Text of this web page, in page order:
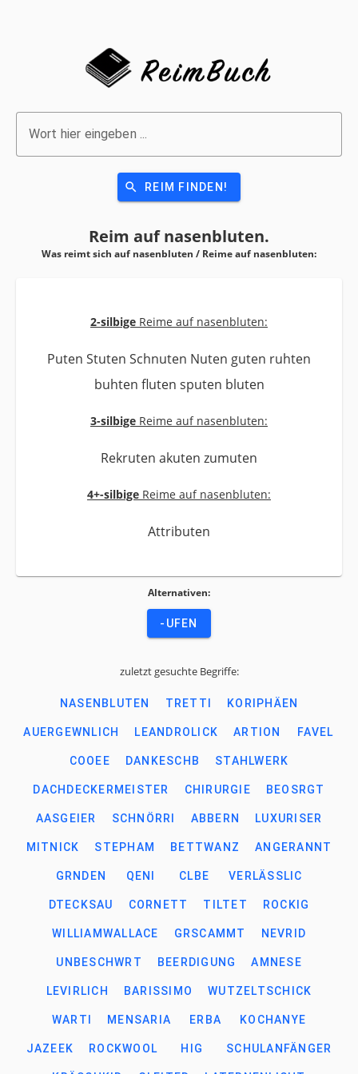
Wort hier eingeben ...
search REIM FINDEN!
Reim aufnasenbluten.
Was reimt sich auf nasenbluten / Reime auf nasenbluten:
2-silbige Reime auf nasenbluten:
Puten Stuten Schnuten Nuten guten ruhten
buhten fluten sputen bluten
3-silbige Reime auf nasenbluten:
Rekruten akuten zumuten
4+-silbige Reime auf nasenbluten:
Attributen
Alternativen:
-UFEN
zuletzt gesuchte Begriffe:
NASENBLUTEN TRETTI KORIPHÄEN
AUERGEWNLICH LEANDROLICK ARTION FAVEL
COOEE DANKESCHB STAHLWERK
DACHDECKERMEISTER CHIRURGIE BEOSRGT
AASGEIER SCHNÖRRI ABBERN LUXURISER
MITNICK STEPHAM BETTWANZ ANGERANNT
GRNDEN QENI CLBE VERLÄSSLIC
DTECKSAU CORNETT TILTET ROCKIG
WILLIAMWALLACE GRSCAMMT NEVRID
UNBESCHWRT BEERDIGUNG AMNESE
LEVIRLICH BARISSIMO WUTZELTSCHICK
WARTI MENSARIA ERBA KOCHANYE
JAZEEK ROCKWOOL HIG SCHULANFÄNGER